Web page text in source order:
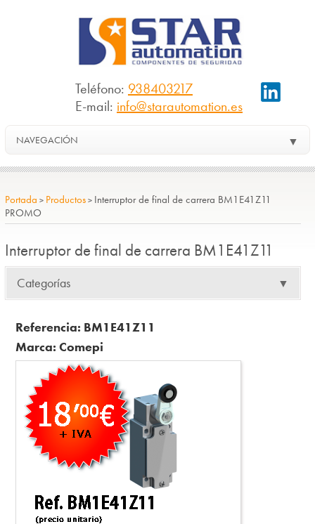
Teléfono: 938403217
E-mail: info@starautomation.es
NAVEGACIÓN ▼
Portada > Productos> Interruptor de final de carrera BM1E41Z11
PROMO
Interruptor de final de carrera BM1E41Z11
Categorías ▼
Referencia: BM1E41Z11
Marca: Comepi